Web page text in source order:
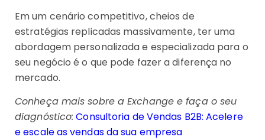
Em um cenário competitivo, cheios de
estratégias replicadas massivamente, ter uma
abordagem personalizada e especializada para o
seu negócio é o que pode fazer a diferença no
mercado.
Conheça mais sobre a Exchange e faça o seu
diagnóstico: Consultoria de Vendas B2B: Acelere
e escale as vendas da sua empresa